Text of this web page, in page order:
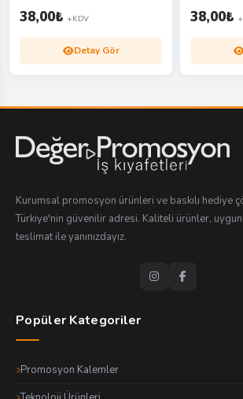
38,00₺ +KDV
Detay Gör
38,00₺
Kurumsal promosyon ürünleri ve baskılı hediye
Türkiye'nin güvenilir adresi. Kaliteli ürünler, uygun
teslimat ile yanınızdayız.
Popüler Kategoriler
Promosyon Kalemler